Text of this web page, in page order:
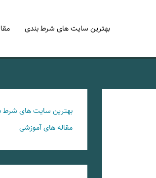
بهترین سایت های شرط بندی
بهترین سایت های شرط
مقاله های آموزشی